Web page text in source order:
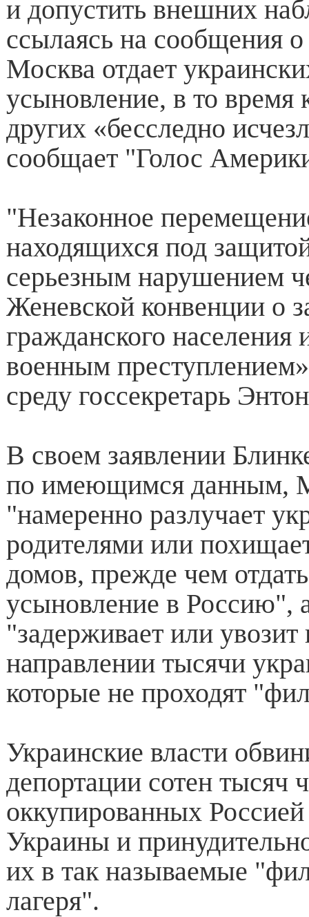
и допустить внешних
ссылаясь на сообщения
Москва отдает
усыновление, в то время
других «бесследно
сообщает "Голос
"Незаконное
находящихся под
серьезным нарушением
Женевской конвенции о
гражданского населения
военным
среду госсекретарь
В своем заявлении
по имеющимся данным,
"намеренно разлучает
родителями или
домов, прежде чем
усыновление в Россию",
"задерживает или увозит
направлении тысячи
которые не проходят
Украинские власти
депортации сотен тысяч
оккупированных
Украины и
их в так называемые
лагеря".